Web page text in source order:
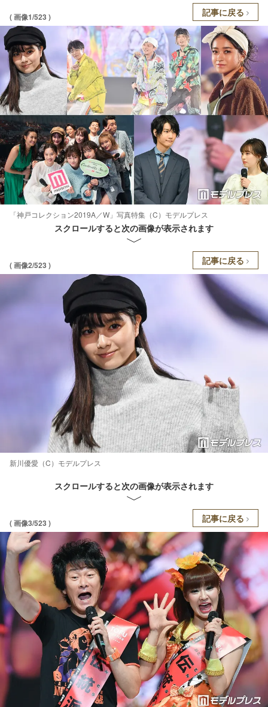
( 画像1/523 ) 記事に戻る
「神戸コレクション2019A／W」写真特集（C）モデルプレス
スクロールすると次の画像が表示されます
( 画像2/523 ) 記事に戻る
新川優愛（C）モデルプレス
スクロールすると次の画像が表示されます
( 画像3/523 ) 記事に戻る